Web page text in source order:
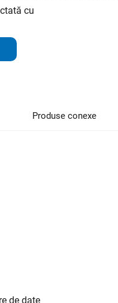
cu
Produse conexe
de date